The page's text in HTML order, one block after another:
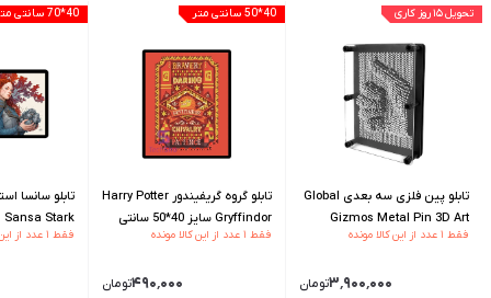
تحویل ۱۵ روز کاری
تابلو پین فلزی سه بعدی Global
Gizmos Metal Pin 3D Art
فقط ۱ عدد از این کالا مونده
۳٬۹۰۰٬۰۰۰تومان
40*50 سانتی متر
تابلو گروه گریفیندور Harry Potter
Gryffindor سایز 40*50 سانتی
فقط ۱ عدد از این کالا مونده
۴۹۰٬۰۰۰تومان
40*70 سانتی متر
40*70 سانتی
فقط ۱ عدد از این کالا مونده